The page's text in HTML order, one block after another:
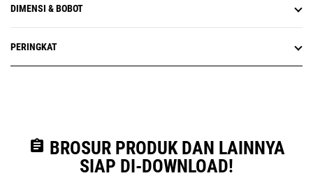
DIMENSI & BOBOT
PERINGKAT
assignment BROSUR PRODUK DAN LAINNYA
SIAP DI-DOWNLOAD!